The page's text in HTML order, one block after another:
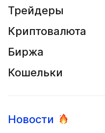
Трейдеры
Криптовалюта
Биржа
Кошельки
Новости